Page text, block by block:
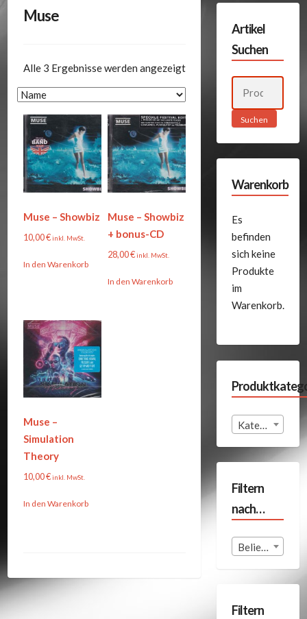
Muse
Alle 3 Ergebnisse werden angezeigt
Muse – Showbiz
10,00€inkl. MwSt.
In den Warenkorb
Muse – Showbiz
+ bonus-CD
28,00€inkl. MwSt.
In den Warenkorb
Muse –
Simulation
Theory
10,00€inkl. MwSt.
In den Warenkorb
Artikel
Suchen
Suchen
Warenkorb
Es
befinden
sich keine
Produkte
im
Warenkorb.
Kategorie auswählen
Filtern
nach…
Beliebige Format
Filtern